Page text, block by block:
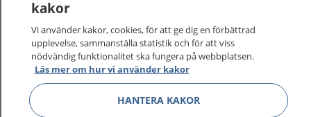
Kontakt
Behandling av personuppgifter
kakor
Vi använder kakor, cookies, för att ge dig en förbättrad
upplevelse, sammanställa statistik och för att viss
nödvändig funktionalitet ska fungera på webbplatsen.
Läs mer om hur vi använder kakor
HANTERA KAKOR